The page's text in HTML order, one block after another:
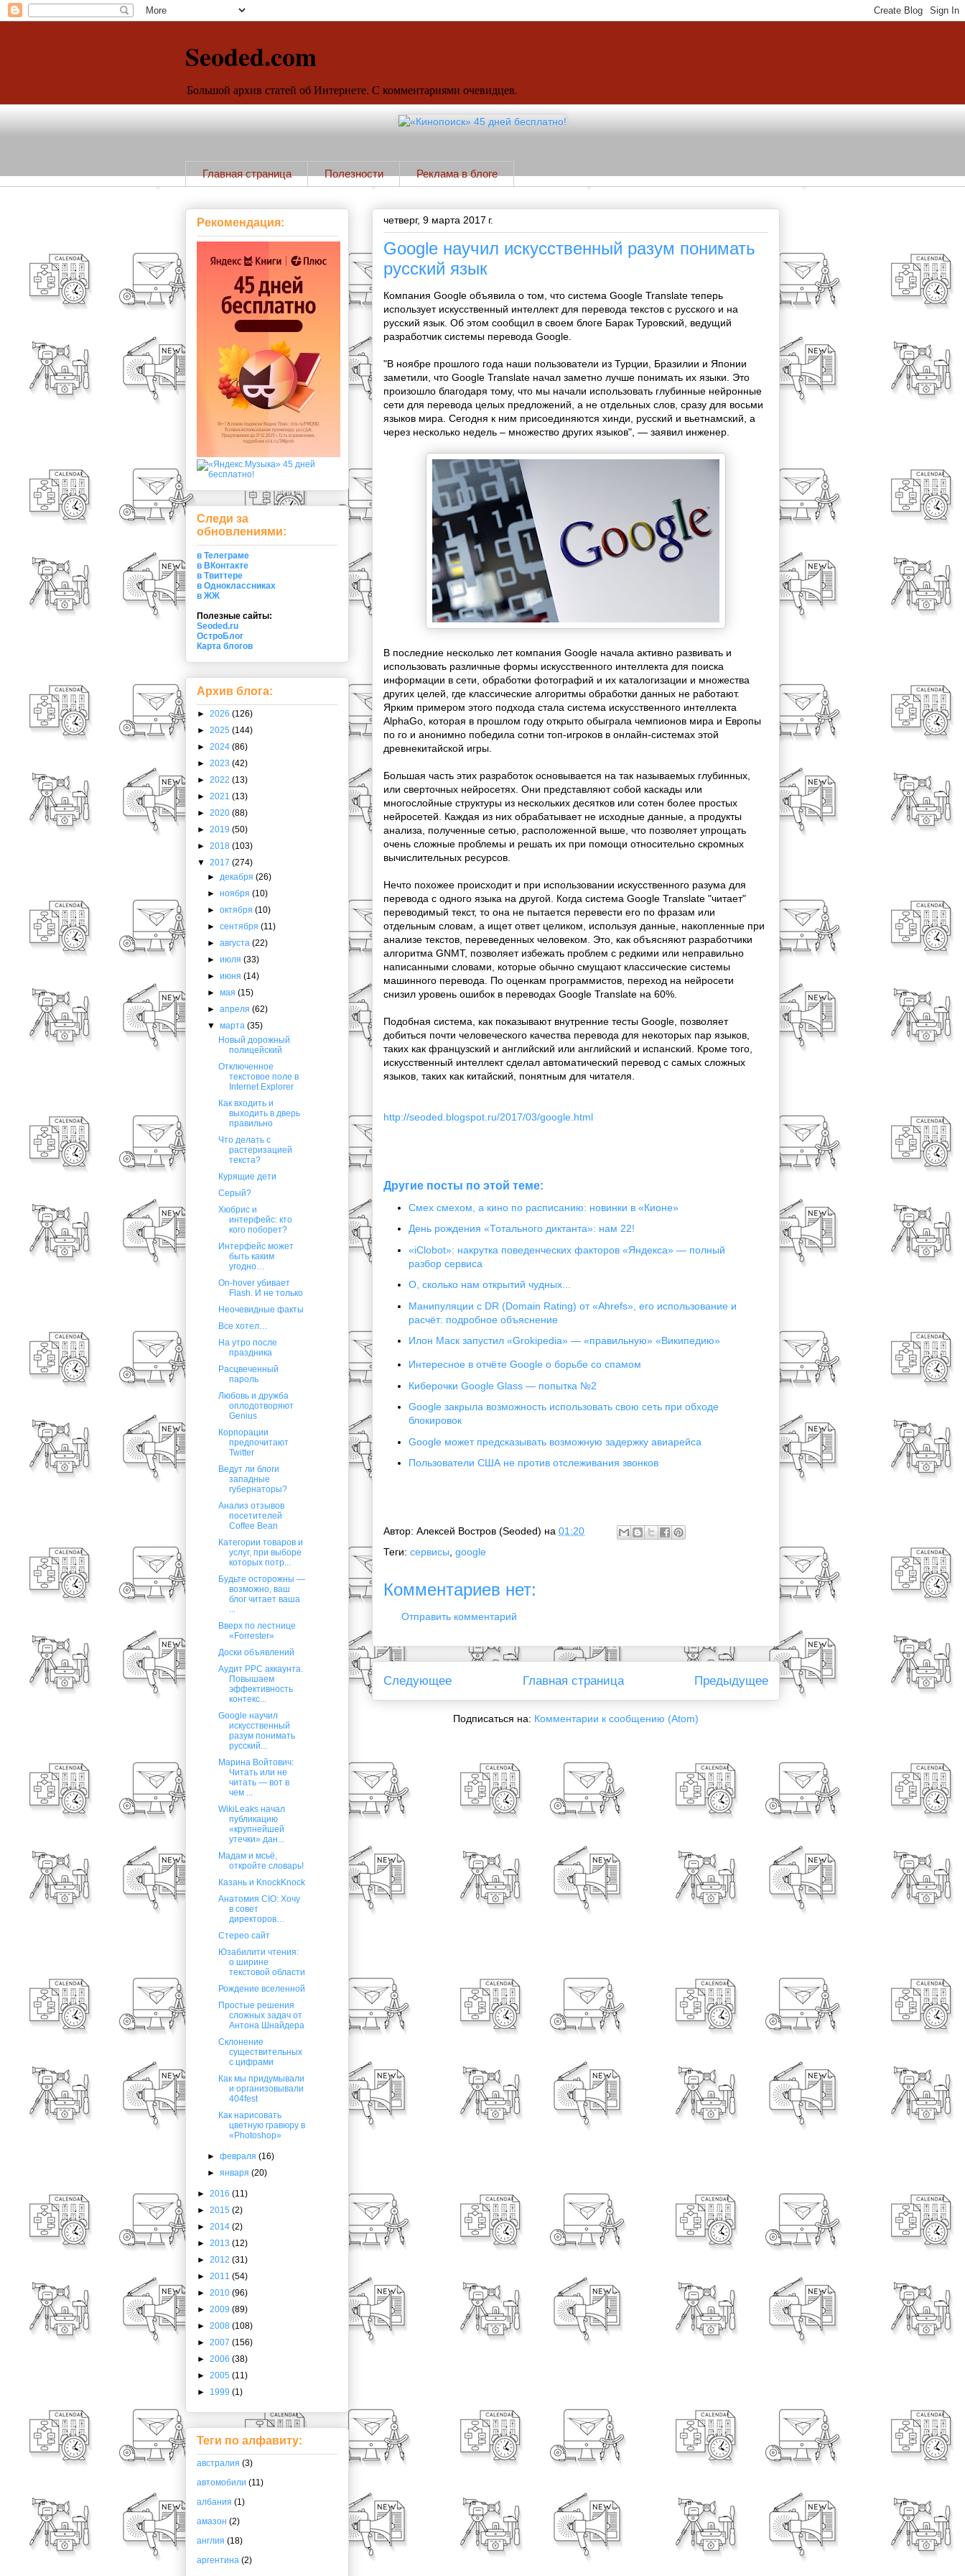
Seoded.com
Большой архив статей об Интернете. С комментариями очевидцев.
Главная страница Полезности Реклама в блоге
четверг, 9 марта 2017 г.
Google научил искусственный разум понимать
русский язык
Компания Google объявила о том, что система Google Translate теперь
использует искусственный интеллект для перевода текстов с русского и на
русский язык. Об этом сообщил в своем блоге Барак Туровский, ведущий
разработчик системы перевода Google.
"В ноябре прошлого года наши пользователи из Турции, Бразилии и Японии
заметили, что Google Translate начал заметно лучше понимать их языки. Это
произошло благодаря тому, что мы начали использовать глубинные нейронные
сети для перевода целых предложений, а не отдельных слов, сразу для восьми
языков мира. Сегодня к ним присоединяются хинди, русский и вьетнамский, а
через несколько недель – множество других языков", — заявил инженер.
В последние несколько лет компания Google начала активно развивать и
использовать различные формы искусственного интеллекта для поиска
информации в сети, обработки фотографий и их каталогизации и множества
других целей, где классические алгоритмы обработки данных не работают.
Ярким примером этого подхода стала система искусственного интеллекта
AlphaGo, которая в прошлом году открыто обыграла чемпионов мира и Европы
по го и анонимно победила сотни топ-игроков в онлайн-системах этой
древнекитайской игры.
Большая часть этих разработок основывается на так называемых глубинных,
или сверточных нейросетях. Они представляют собой каскады или
многослойные структуры из нескольких десятков или сотен более простых
нейросетей. Каждая из них обрабатывает не исходные данные, а продукты
анализа, полученные сетью, расположенной выше, что позволяет упрощать
очень сложные проблемы и решать их при помощи относительно скромных
вычислительных ресурсов.
Нечто похожее происходит и при использовании искусственного разума для
перевода с одного языка на другой. Когда система Google Translate "читает"
переводимый текст, то она не пытается перевести его по фразам или
отдельным словам, а ищет ответ целиком, используя данные, накопленные при
анализе текстов, переведенных человеком. Это, как объясняют разработчики
алгоритма GNMT, позволяет избежать проблем с редкими или неправильно
написанными словами, которые обычно смущают классические системы
машинного перевода. По оценкам программистов, переход на нейросети
снизил уровень ошибок в переводах Google Translate на 60%.
Подобная система, как показывают внутренние тесты Google, позволяет
добиться почти человеческого качества перевода для некоторых пар языков,
таких как французский и английский или английский и испанский. Кроме того,
искусственный интеллект сделал автоматический перевод с самых сложных
языков, таких как китайский, понятным для читателя.
http://seoded.blogspot.ru/2017/03/google.html
Другие посты по этой теме:
Смех смехом, а кино по расписанию: новинки в «Кионе»
День рождения «Тотального диктанта»: нам 22!
«iClobot»: накрутка поведенческих факторов «Яндекса» — полный
разбор сервиса
О, сколько нам открытий чудных...
Манипуляции с DR (Domain Rating) от «Ahrefs», его использование и
расчёт: подробное объяснение
Илон Маск запустил «Grokipedia» — «правильную» «Википедию»
Интересное в отчёте Google о борьбе со спамом
Киберочки Google Glass — попытка №2
Google закрыла возможность использовать свою сеть при обходе
блокировок
Google может предсказывать возможную задержку авиарейса
Пользователи США не против отслеживания звонков
Автор: Алексей Востров (Seoded) на 01:20
Теги: сервисы google
Комментариев нет:
Отправить комментарий
Следующее Предыдущее
Главная страница
Подписаться на: Комментарии к сообщению (Atom)
Рекомендация:
Следи за
обновлениями:
в Телеграме
в ВКонтакте
в Твиттере
в Одноклассниках
в ЖЖ
Полезные сайты:
Seoded.ru
ОстроБлог
Карта блогов
Архив блога:
► 2026 (126)
► 2025 (144)
► 2024 (86)
► 2023 (42)
► 2022 (13)
► 2021 (13)
► 2020 (88)
► 2019 (50)
► 2018 (103)
▼ 2017 (274)
► декабря(26)
►ноября(10)
►октября(10)
►сентября(11)
►августа(22)
►июля(33)
►июня(14)
►мая(15)
►апреля(62)
▼марта(35)
Новый дорожный
полицейский
Отключенное
текстовое поле в
Internet Explorer
Как входить и
выходить в дверь
правильно
Что делать c
растеризацией
текста?
Курящие дети
Серый?
Хюбрис и
интерфейс: кто
кого поборет?
Интерфейс может
быть каким
угодно…
On-hover убивает
Flash. И не только
Неочевидные факты
Все хотел…
На утро после
праздника
Расцвеченный
пароль
Любовь и дружба
оплодотворяют
Genius
Корпорации
предпочитают
Twitter
Ведут ли блоги
западные
губернаторы?
Анализ отзывов
посетителей
Coffee Bean
Категории товаров и
услуг, при выборе
которых потр...
Будьте осторожны —
возможно, ваш
блог читает ваша
Вверх по лестнице
«Forrester»
Доски объявлений
Аудит PPC аккаунта.
Повышаем
эффективность
контекс...
Google научил
искусственный
разум понимать
русский...
Марина Войтович:
Читать или не
читать — вот в
чем ...
WikiLeaks начал
публикацию
«крупнейшей
утечки» дан...
Мадам и мсьё,
откройте словарь!
Казань и KnockKnock
Анатомия CIO: Хочу
в совет
директоров…
Стерео сайт
Юзабилити чтения:
о ширине
текстовой области
Рождение вселенной
Простые решения
сложных задач от
Антона Шнайдера
Склонение
существительных
с цифрами
Как мы придумывали
и организовывали
404fest
Как нарисовать
цветную гравюру в
«Photoshop»
►февраля(16)
►января(20)
► 2016 (11)
► 2015 (2)
► 2014 (2)
► 2013 (12)
► 2012 (31)
► 2011 (54)
► 2010 (96)
► 2009 (89)
► 2008 (108)
► 2007 (156)
► 2006 (38)
► 2005 (11)
► 1999 (1)
Теги по алфавиту:
австралия (3)
автомобили (11)
албания (1)
амазон (2)
англия (18)
аргентина (2)